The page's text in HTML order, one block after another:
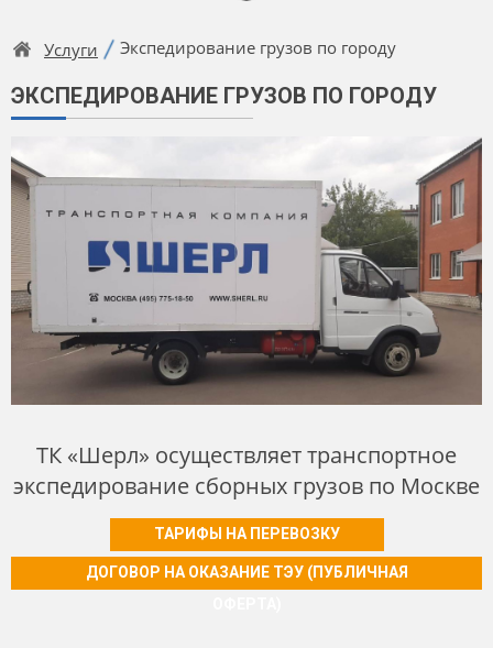
Услуги Экспедирование грузов по городу
ЭКСПЕДИРОВАНИЕ ГРУЗОВ ПО ГОРОДУ
ТК «Шерл» осуществляет транспортное
экспедирование сборных грузов по Москве
ТАРИФЫ НА ПЕРЕВОЗКУ
ДОГОВОР НА ОКАЗАНИЕ ТЭУ (ПУБЛИЧНАЯ